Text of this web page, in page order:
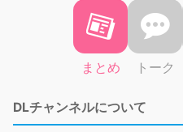
まとめ トーク
DLチャンネルについて